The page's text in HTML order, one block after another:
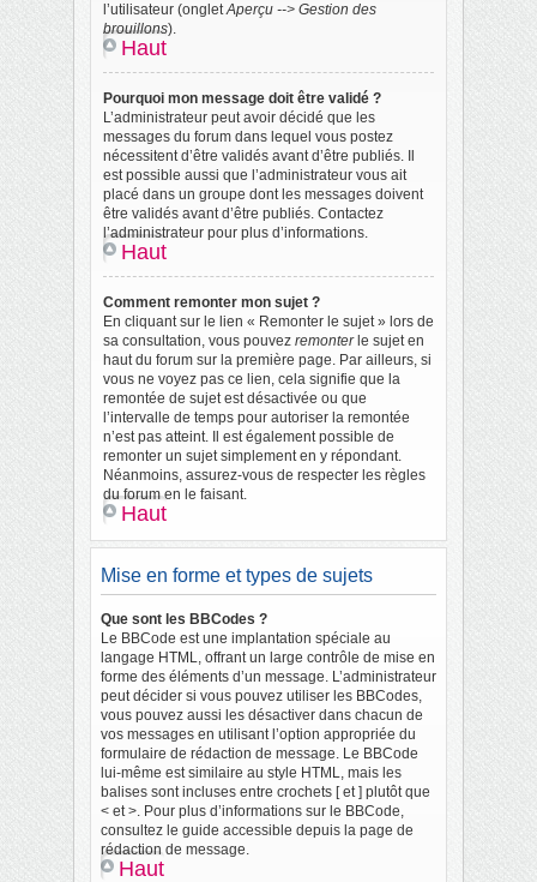
l’utilisateur (ongletAperçu --> Gestion des
brouillons).
Haut
Pourquoi mon message doit être validé ?
L’administrateur peut avoir décidé que les
messages du forum dans lequel vous postez
nécessitent d’être validés avant d’être publiés. Il
est possible aussi que l’administrateur vous ait
placé dans un groupe dont les messages doivent
être validés avant d’être publiés. Contactez
l’administrateur pour plus d’informations.
Haut
Comment remonter mon sujet ?
En cliquant sur le lien « Remonter le sujet » lors de
sa consultation, vous pouvez remonterle sujet en
haut du forum sur la première page. Par ailleurs, si
vous ne voyez pas ce lien, cela signifie que la
remontée de sujet est désactivée ou que
l’intervalle de temps pour autoriser la remontée
n’est pas atteint. Il est également possible de
remonter un sujet simplement en y répondant.
Néanmoins, assurez-vous de respecter les règles
du forum en le faisant.
Haut
Mise en forme et types de sujets
Que sont les BBCodes ?
Le BBCode est une implantation spéciale au
langage HTML, offrant un large contrôle de mise en
forme des éléments d’un message. L’administrateur
peut décider si vous pouvez utiliser les BBCodes,
vous pouvez aussi les désactiver dans chacun de
vos messages en utilisant l’option appropriée du
formulaire de rédaction de message. Le BBCode
lui-même est similaire au style HTML, mais les
balises sont incluses entre crochets [ et ] plutôt que
< et >. Pour plus d’informations sur le BBCode,
consultez le guide accessible depuis la page de
rédaction de message.
Haut